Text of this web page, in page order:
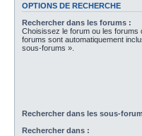
OPTIONS DE RECHERCHE
Rechercher dans les forums :
Choisissez le forum ou les
forums sont automatiquement
sous-forums ».
Rechercher dans les sous-
Rechercher dans :